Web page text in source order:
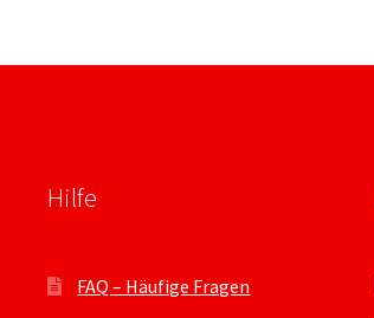
Hilfe
FAQ – Häufige Fragen